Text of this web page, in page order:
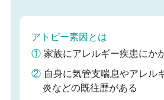
アトピー素因とは
① 家族にアレルギー疾患にか
② 自身に気管支喘息やアレル
炎などの既往歴がある